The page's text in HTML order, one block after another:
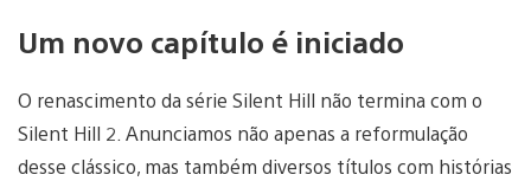
Um novo capítulo é iniciado
O renascimento da série Silent Hill não termina com o
Silent Hill 2. Anunciamos não apenas a reformulação
desse clássico, mas também diversos títulos com histórias